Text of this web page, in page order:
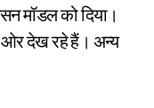
मॉडल को दिया।
ओर देख रहे हैं। अन्य